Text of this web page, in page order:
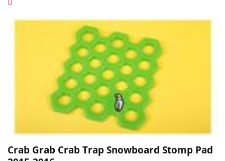
Crab Grab Crab Trap Snowboard Stomp Pad